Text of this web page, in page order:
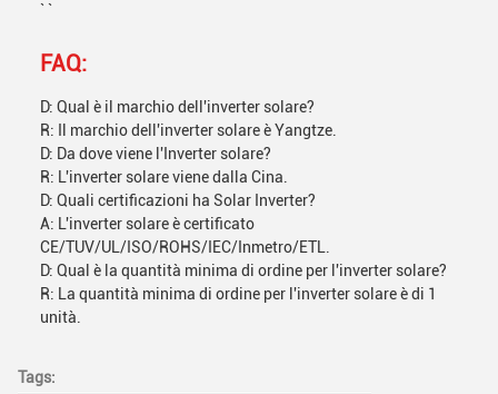
` `
FAQ:
D: Qual è il marchio dell'inverter solare?
R: Il marchio dell'inverter solare è Yangtze.
D: Da dove viene l'Inverter solare?
R: L'inverter solare viene dalla Cina.
D: Quali certificazioni ha Solar Inverter?
A: L'inverter solare è certificato
CE/TUV/UL/ISO/ROHS/IEC/Inmetro/ETL.
D: Qual è la quantità minima di ordine per l'inverter solare?
R: La quantità minima di ordine per l'inverter solare è di 1
unità.
Tags: